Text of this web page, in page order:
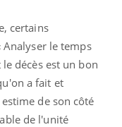
certains
le temps
décès est un bon
a fait et
de son côté
de l'unité